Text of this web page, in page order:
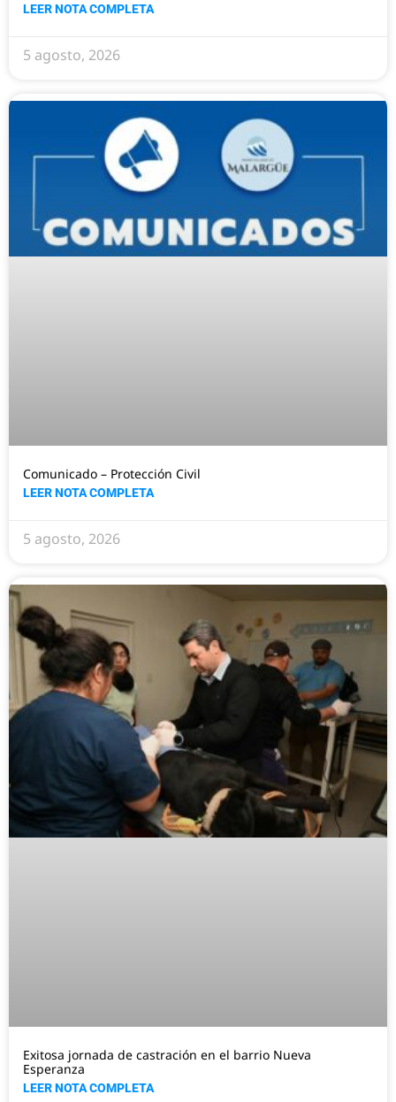
LEER NOTA COMPLETA
5 agosto, 2026
Comunicado – Protección Civil
LEER NOTA COMPLETA
5 agosto, 2026
Exitosa jornada de castración en el barrio Nueva
Esperanza
LEER NOTA COMPLETA